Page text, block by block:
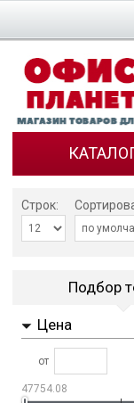
Строк:
Подбор
Цена
от
47754.08